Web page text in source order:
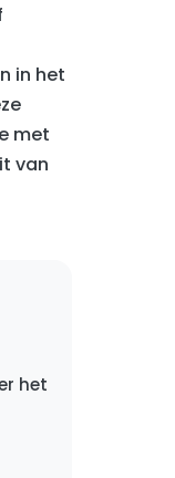
in het
met
van
het